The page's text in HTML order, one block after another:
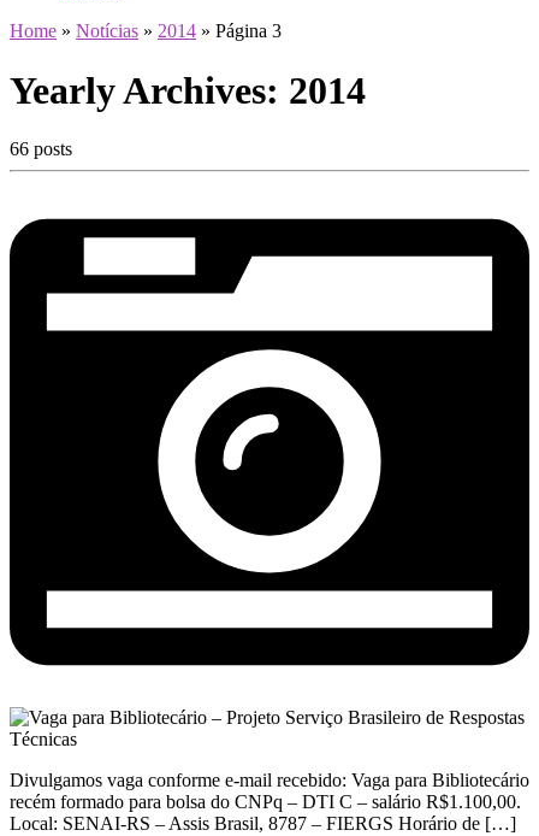
Home » Notícias » 2014 » Página 3
Yearly Archives: 2014
66 posts
Divulgamos vaga conforme e-mail recebido: Vaga para Bibliotecário
recém formado para bolsa do CNPq – DTI C – salário R$1.100,00.
Local: SENAI-RS – Assis Brasil, 8787 – FIERGS Horário de […]